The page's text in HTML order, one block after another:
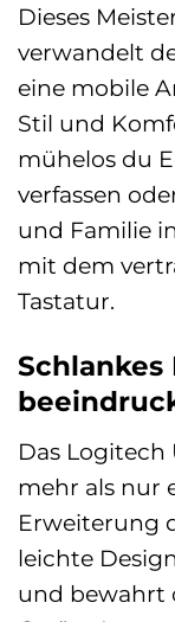
Dieses
verwandelt
eine mobile
Stil und
mühelos du
verfassen
und Familie
mit dem
Tastatur.
Schlankes
Das Logitech
mehr als nur
Erweiterung
leichte
und bewahrt